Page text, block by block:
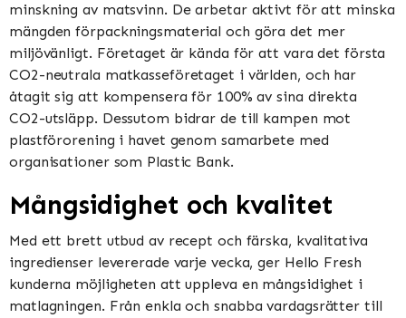
minskning av matsvinn. De arbetar aktivt för att minska
mängden förpackningsmaterial och göra det mer
miljövänligt. Företaget är kända för att vara det första
CO2-neutrala matkasseföretaget i världen, och har
åtagit sig att kompensera för 100% av sina direkta
CO2-utsläpp. Dessutom bidrar de till kampen mot
plastförorening i havet genom samarbete med
organisationer som Plastic Bank.
Mångsidighet och kvalitet
Med ett brett utbud av recept och färska, kvalitativa
ingredienser levererade varje vecka, ger Hello Fresh
kunderna möjligheten att uppleva en mångsidighet i
matlagningen. Från enkla och snabba vardagsrätter till